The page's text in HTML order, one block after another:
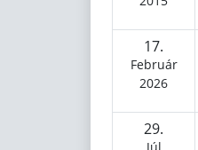
17.
Február
2026
29.